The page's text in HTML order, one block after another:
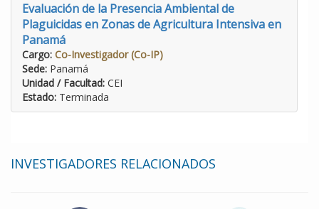
Evaluación de la Presencia Ambiental de
Plaguicidas en Zonas de Agricultura Intensiva en
Panamá
Cargo: Co-Investigador (Co-IP)
Sede: Panamá
Unidad / Facultad: CEI
Estado: Terminada
INVESTIGADORES RELACIONADOS